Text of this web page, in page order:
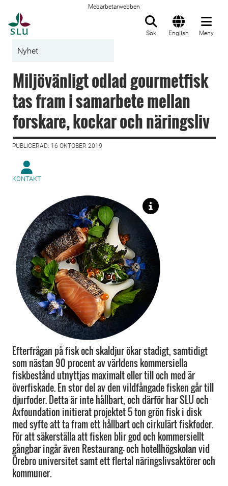
Medarbetarwebben
Sök English Meny
Nyhet
Miljövänligt odlad gourmetfisk
tas fram i samarbete mellan
forskare, kockar och näringsliv
PUBLICERAD: 16 OKTOBER 2019
KONTAKT
Efterfrågan på fisk och skaldjur ökar stadigt, samtidigt
som nästan 90 procent av världens kommersiella
fiskbestånd utnyttjas maximalt eller till och med är
överfiskade. En stor del av den vildfångade fisken går till
djurfoder. Detta är inte hållbart, och därför har SLU och
Axfoundation initierat projektet 5 ton grön fisk i disk
med syfte att ta fram ett hållbart och cirkulärt fiskfoder.
För att säkerställa att fisken blir god och kommersiellt
gångbar ingår även Restaurang- och hotellhögskolan vid
Örebro universitet samt ett flertal näringslivsaktörer och
kommuner.